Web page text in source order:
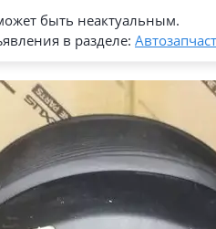
быть неактуальным.
в разделе: